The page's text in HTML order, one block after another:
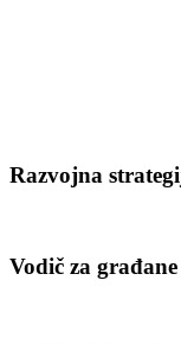
Razvojna
Vodič za